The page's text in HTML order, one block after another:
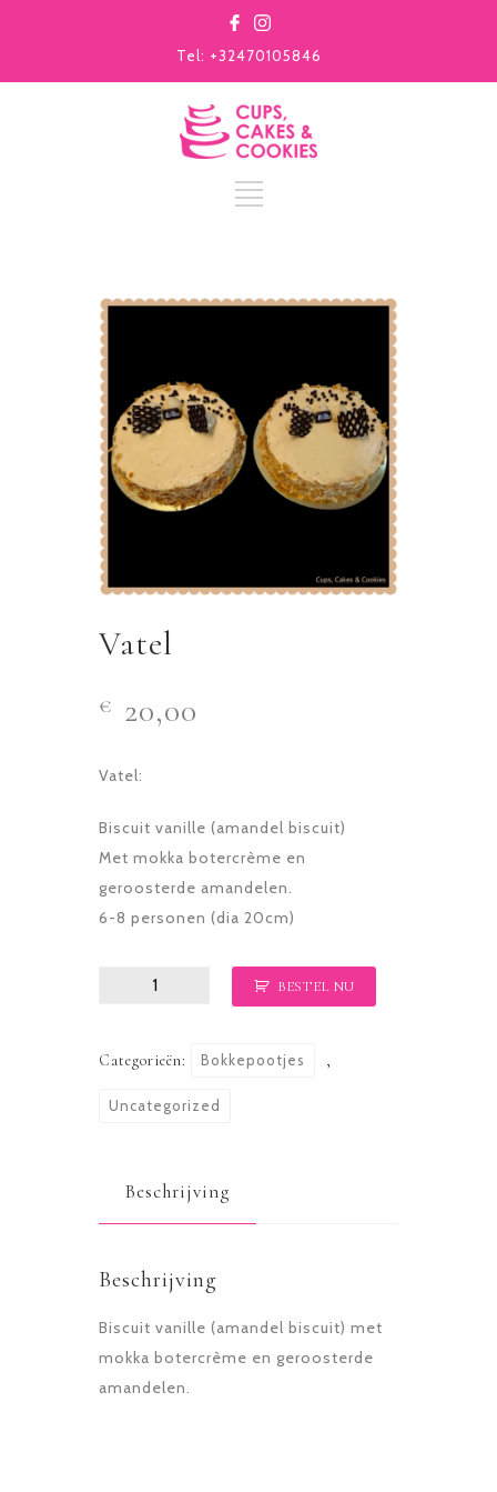
Tel: +32470105846
Vatel
€ 20,00
Vatel:
Biscuit vanille (amandel biscuit)
Met mokka botercrème en
geroosterde amandelen.
6-8 personen (dia 20cm)
BESTEL NU
Categorieën: Bokkepootjes ,
Uncategorized
Beschrijving
Beschrijving
Biscuit vanille (amandel biscuit) met
mokka botercrème en geroosterde
amandelen.